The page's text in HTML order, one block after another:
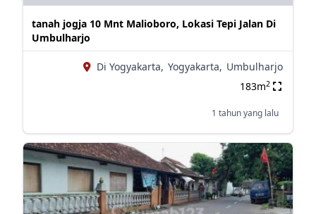
tanah jogja 10 Mnt Malioboro, Lokasi Tepi Jalan Di
Umbulharjo
Di Yogyakarta, Yogyakarta, Umbulharjo
183m2
1 tahun yang lalu